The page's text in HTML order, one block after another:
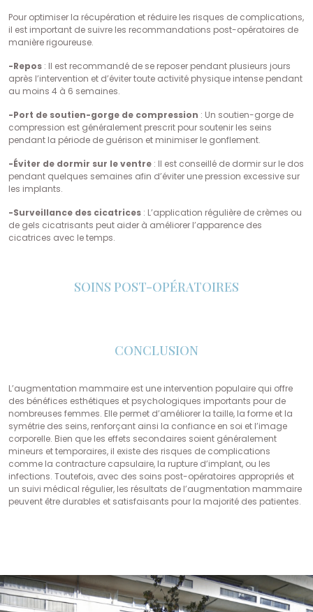
Pour optimiser la récupération et réduire les risques de complications,
il est important de suivre les recommandations post-opératoires de
manière rigoureuse.
-Repos : Il est recommandé de se reposer pendant plusieurs jours
après l’intervention et d’éviter toute activité physique intense pendant
au moins 4 à 6 semaines.
-Port de soutien-gorge de compression : Un soutien-gorge de
compression est généralement prescrit pour soutenir les seins
pendant la période de guérison et minimiser le gonflement.
-Éviter de dormir sur le ventre : Il est conseillé de dormir sur le dos
pendant quelques semaines afin d’éviter une pression excessive sur
les implants.
-Surveillance des cicatrices : L’application régulière de crèmes ou
de gels cicatrisants peut aider à améliorer l’apparence des
cicatrices avec le temps.
SOINS POST-OPÉRATOIRES
CONCLUSION
L’augmentation mammaire est une intervention populaire qui offre
des bénéfices esthétiques et psychologiques importants pour de
nombreuses femmes. Elle permet d’améliorer la taille, la forme et la
symétrie des seins, renforçant ainsi la confiance en soi et l’image
corporelle. Bien que les effets secondaires soient généralement
mineurs et temporaires, il existe des risques de complications
comme la contracture capsulaire, la rupture d’implant, ou les
infections. Toutefois, avec des soins post-opératoires appropriés et
un suivi médical régulier, les résultats de l’augmentation mammaire
peuvent être durables et satisfaisants pour la majorité des patientes.